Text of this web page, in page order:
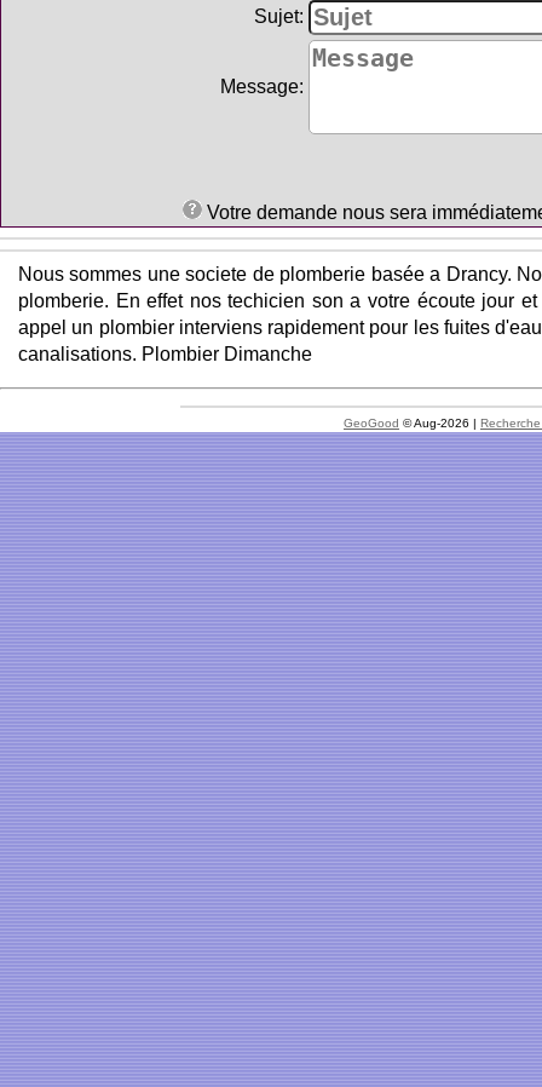
Sujet:
Message:
Votre demande nous sera
Nous sommes une societe de plomberie basée a Drancy.
plomberie. En effet nos techicien son a votre écoute jour
appel un plombier interviens rapidement pour les fuites
canalisations. Plombier Dimanche
GeoGood © Aug-2026 |